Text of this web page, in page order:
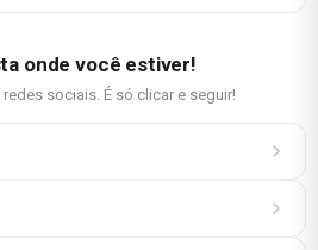
onde você estiver!
sociais. É só clicar e seguir!